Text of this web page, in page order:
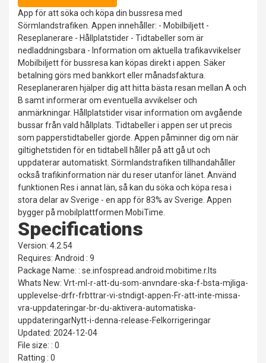
App för att söka och köpa din bussresa med
Sörmlandstrafiken. Appen innehåller: - Mobilbiljett -
Reseplanerare - Hållplatstider - Tidtabeller som är
nedladdningsbara - Information om aktuella trafikavvikelser
Mobilbiljett för bussresa kan köpas direkt i appen. Säker
betalning görs med bankkort eller månadsfaktura.
Reseplaneraren hjälper dig att hitta bästa resan mellan A och
B samt informerar om eventuella avvikelser och
anmärkningar. Hållplatstider visar information om avgående
bussar från vald hållplats. Tidtabeller i appen ser ut precis
som papperstidtabeller gjorde. Appen påminner dig om när
giltighetstiden för en tidtabell håller på att gå ut och
uppdaterar automatiskt. Sörmlandstrafiken tillhandahåller
också trafikinformation när du reser utanför länet. Använd
funktionen Res i annat län, så kan du söka och köpa resa i
stora delar av Sverige - en app för 83% av Sverige. Appen
bygger på mobilplattformen MobiTime.
Specifications
Version: 4.2.54
Requires: Android : 9
Package Name: : se.infospread.android.mobitime.r.lts
Whats New: Vrt-ml-r-att-du-som-anvndare-ska-f-bsta-mjliga-
upplevelse-drfr-frbttrar-vi-stndigt-appen-Fr-att-inte-missa-
vra-uppdateringar-br-du-aktivera-automatiska-
uppdateringarNytt-i-denna-release-Felkorrigeringar
Updated: 2024-12-04
File size: : 0
Ratting : 0